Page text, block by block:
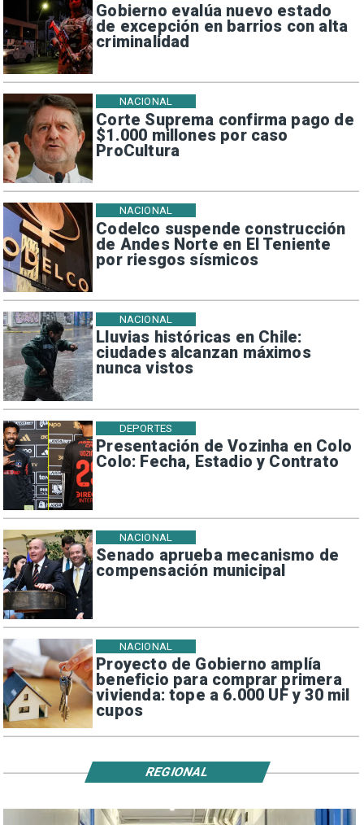
Gobierno evalúa nuevo estado
de excepción en barrios con alta
criminalidad
Corte Suprema confirma pago de
$1.000 millones por caso
ProCultura
NACIONAL
Codelco suspende construcción
de Andes Norte en El Teniente
por riesgos sísmicos
NACIONAL
Lluvias históricas en Chile:
ciudades alcanzan máximos
nunca vistos
NACIONAL
Presentación de Vozinha en Colo
Colo: Fecha, Estadio y Contrato
DEPORTES
Senado aprueba mecanismo de
compensación municipal
NACIONAL
Proyecto de Gobierno amplía
beneficio para comprar primera
vivienda: tope a 6.000 UF y 30 mil
cupos
NACIONAL
REGIONAL